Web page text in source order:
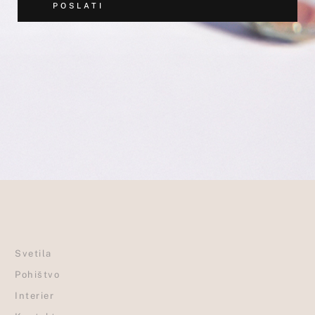
POSLATI
Svetila
Pohištvo
Interier